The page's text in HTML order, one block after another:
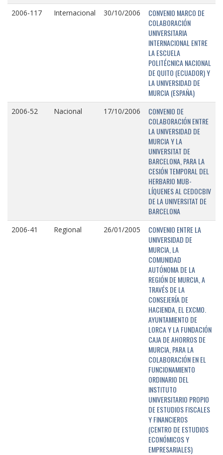
2006-117 Internacional 30/10/2006
CONVENIO MARCO DE
COLABORACIÓN
UNIVERSITARIA
INTERNACIONAL ENTRE
LA ESCUELA
POLITÉCNICA NACIONAL
DE QUITO (ECUADOR) Y
LA UNIVERSIDAD DE
MURCIA (ESPAÑA)
2006-52 Nacional 17/10/2006
CONVENIO DE
COLABORACIÓN ENTRE
LA UNIVERSIDAD DE
MURCIA Y LA
UNIVERSITAT DE
BARCELONA, PARA LA
CESIÓN TEMPORAL DEL
HERBARIO MUB-
LÍQUENES AL CEDOCBIV
DE LA UNIVERSITAT DE
BARCELONA
2006-41 Regional 26/01/2005
CONVENIO ENTRE LA
UNIVERSIDAD DE
MURCIA, LA
COMUNIDAD
AUTÓNOMA DE LA
REGIÓN DE MURCIA, A
TRAVÉS DE LA
CONSEJERÍA DE
HACIENDA, EL EXCMO.
AYUNTAMIENTO DE
LORCA Y LA FUNDACIÓN
CAJA DE AHORROS DE
MURCIA, PARA LA
COLABORACIÓN EN EL
FUNCIONAMIENTO
ORDINARIO DEL
INSTITUTO
UNIVERSITARIO PROPIO
DE ESTUDIOS FISCALES
Y FINANCIEROS
(CENTRO DE ESTUDIOS
ECONÓMICOS Y
EMPRESARIALES)